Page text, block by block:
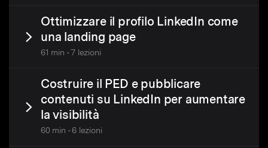
Ottimizzare il profilo LinkedIn come
una landing page
61 min • 7 lezioni
Costruire il PED e pubblicare
contenuti su LinkedIn per aumentare
la visibilità
60 min • 6 lezioni